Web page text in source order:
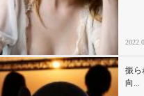
振ら
向...